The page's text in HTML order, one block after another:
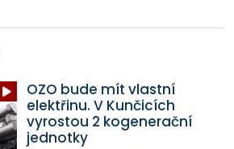
OZO bude mít vlastní
elektřinu. V Kunčicích
vyrostou 2 kogenerační
jednotky